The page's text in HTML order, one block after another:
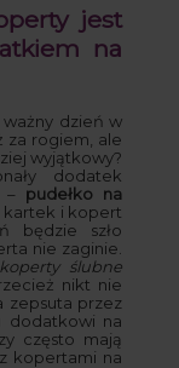
jest
na
dzień w
za rogiem, ale
wyjątkowy?
dodatek
– pudełko na
kartek i kopert
będzie szło
nie zaginie.
ślubne
nikt nie
zepsuta przez
dodatkowi na
często mają
kopertami na